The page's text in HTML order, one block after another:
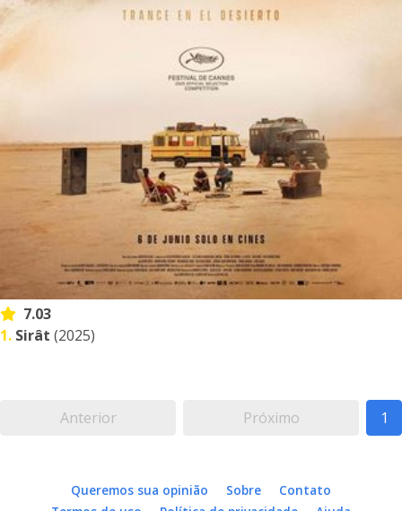
7.03
1. Sirât (2025)
Anterior Próximo 1
Queremos sua opinião Sobre
Contato